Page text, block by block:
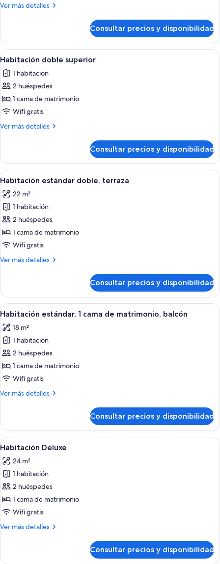
Ver más detalles
Más
estándar
doble
Consultar precios y disponibilidad
Abrir
todas
las
fotos
de
Habitación
doble
Habitación de hotel con cama,
4
Habitación doble superior
1 habitación
2 huéspedes
1 cama de matrimonio
Wifi gratis
Ver más detalles
Más
doble
superior
Consultar precios y disponibilidad
Abrir
todas
las
fotos
de
Habitación
estándar
terraza
Una cama bien hecha con ropa de
5
Habitación estándar doble, terraza
22 m²
1 habitación
2 huéspedes
1 cama de matrimonio
Wifi gratis
Ver más detalles
Más
estándar
doble,
terraza
Consultar precios y disponibilidad
Abrir
todas
las
fotos
de
Habitación
estándar,
cama
balcón
Una habitación de hotel con cama,
5
Habitación estándar, 1 cama de matrimonio, balcón
18 m²
1 habitación
2 huéspedes
1 cama de matrimonio
Wifi gratis
Ver más detalles
Más
estándar,
cama
matrimonio,
balcón
Consultar precios y disponibilidad
Abrir
todas
las
fotos
de
Habitación
Deluxe
Habitación de hotel con una cama
4
Habitación Deluxe
24 m²
1 habitación
2 huéspedes
1 cama de matrimonio
Wifi gratis
Ver más detalles
Más
Deluxe
Consultar precios y disponibilidad